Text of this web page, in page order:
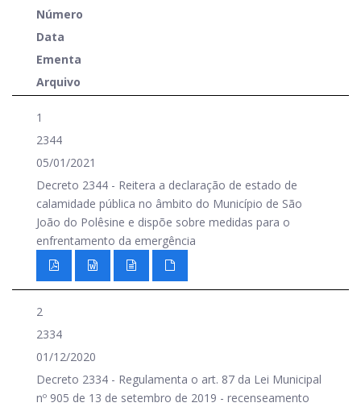
Número
Data
Ementa
Arquivo
1
2344
05/01/2021
Decreto 2344 - Reitera a declaração de estado de
calamidade pública no âmbito do Município de São
João do Polêsine e dispõe sobre medidas para o
enfrentamento da emergência
2
2334
01/12/2020
Decreto 2334 - Regulamenta o art. 87 da Lei Municipal
nº 905 de 13 de setembro de 2019 - recenseamento